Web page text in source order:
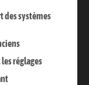
des systèmes
réglages